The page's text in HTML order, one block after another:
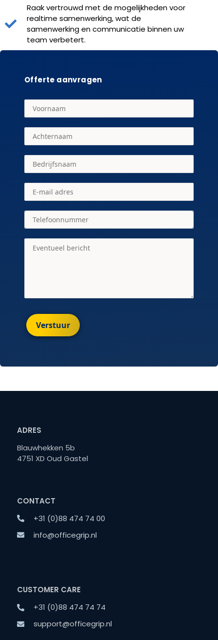
Raak vertrouwd met de mogelijkheden voor
realtime samenwerking, wat de
samenwerking en communicatie binnen uw
team verbetert.
Offerte aanvragen
Verstuur
ADRES
Blauwhekken 5b
4751 XD Oud Gastel
CONTACT
+31 (0)88 474 74 00
info@officegrip.nl
CUSTOMER CARE
+31 (0)88 474 74 74
support@officegrip.nl